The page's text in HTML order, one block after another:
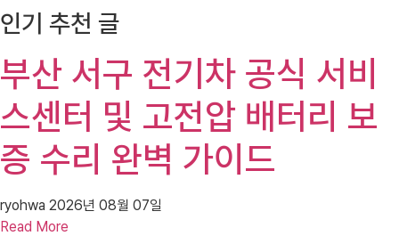
인기 추천 글
부산 서구 전기차 공식 서비
스센터 및 고전압 배터리 보
증 수리 완벽 가이드
ryohwa 2026년 08월 07일
Read More